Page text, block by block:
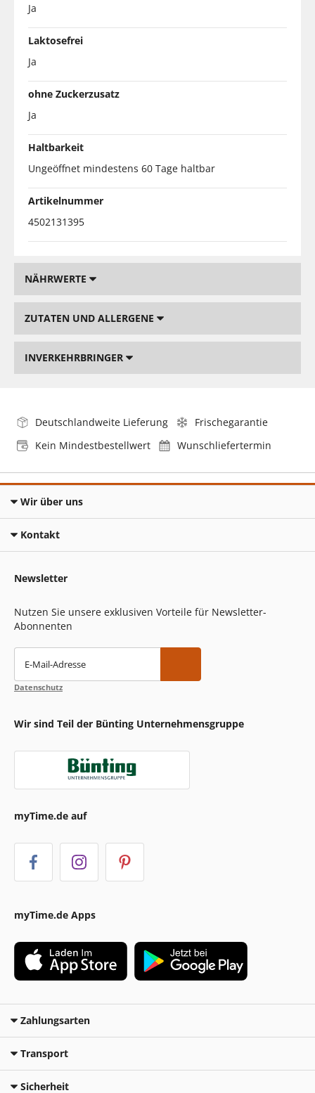
Ja
Laktosefrei
Ja
ohne Zuckerzusatz
Ja
Haltbarkeit
Ungeöffnet mindestens 60 Tage haltbar
Artikelnummer
4502131395
NÄHRWERTE
ZUTATEN UND ALLERGENE
INVERKEHRBRINGER
Deutschlandweite Lieferung
Frischegarantie
Kein Mindestbestellwert
Wunschliefertermin
Wir über uns
Kontakt
Newsletter
Nutzen Sie unsere exklusiven Vorteile für Newsletter-
Abonnenten
E-Mail-Adresse
Datenschutz
Wir sind Teil der Bünting Unternehmensgruppe
myTime.de auf
myTime.de Apps
Zahlungsarten
Transport
Sicherheit